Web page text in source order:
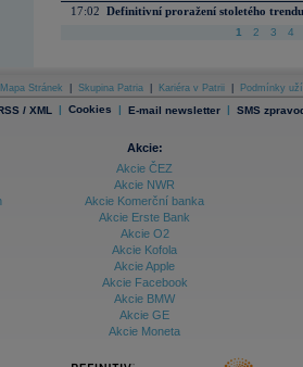
17:02 Definitivní proražení stoletého
1 2 3 4
Mapa Stránek Skupina Patria Kariéra v Patrii Podmínky
/ XML | Cookies | E-mail newsletter | SMS
Akcie:
Akcie ČEZ
Akcie NWR
Akcie Komerční banka
Akcie Erste Bank
Akcie O2
Akcie Kofola
Akcie Apple
Akcie Facebook
Akcie BMW
Akcie GE
Akcie Moneta